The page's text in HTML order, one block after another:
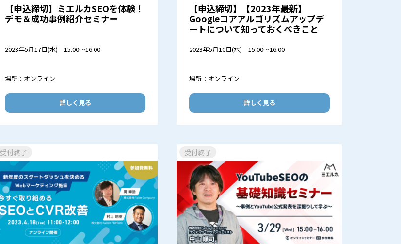
【申込締切】ミエルカSEOを体験！
デモ＆成功事例紹介セミナー
2023年5月17日(水) 15:00～16:00
場所：オンライン
詳しく見る
【申込締切】【2023年最新】
Googleコアアルゴリズムアップデ
ートについて知っておくべきこと
2023年5月10日(水) 15:00～16:00
場所：オンライン
詳しく見る
受付終了 受付終了